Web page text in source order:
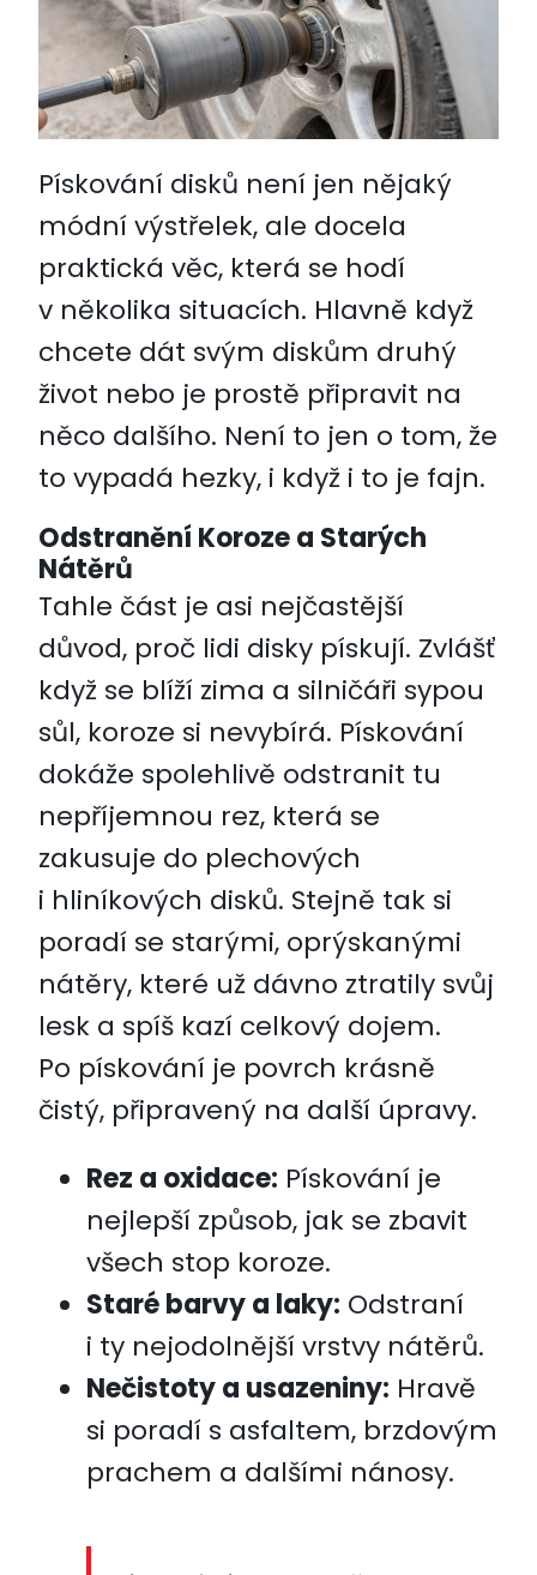
Pískování disků není jen nějaký
módní výstřelek, ale docela
praktická věc, která se hodí
v několika situacích. Hlavně když
chcete dát svým diskům druhý
život nebo je prostě připravit na
něco dalšího. Není to jen o tom, že
to vypadá hezky, i když i to je fajn.
Odstranění Koroze a Starých
Nátěrů
Tahle část je asi nejčastější
důvod, proč lidi disky pískují. Zvlášť
když se blíží zima a silničáři sypou
sůl, koroze si nevybírá. Pískování
dokáže spolehlivě odstranit tu
nepříjemnou rez, která se
zakusuje do plechových
i hliníkových disků. Stejně tak si
poradí se starými, oprýskanými
nátěry, které už dávno ztratily svůj
lesk a spíš kazí celkový dojem.
Po pískování je povrch krásně
čistý, připravený na další úpravy.
Rez a oxidace: Pískování je
nejlepší způsob, jak se zbavit
všech stop koroze.
Staré barvy a laky: Odstraní
i ty nejodolnější vrstvy nátěrů.
Nečistoty a usazeniny: Hravě
si poradí s asfaltem, brzdovým
prachem a dalšími nánosy.